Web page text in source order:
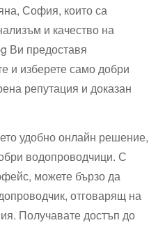
София, които са
и качество на
Ви предоставя
и изберете само добри
репутация и доказан
удобно онлайн решение,
водопроводчици. С
можете бързо да
отговарящ на
Получавате достъп до